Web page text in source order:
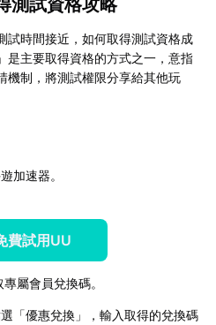
試時間接近，如何取得測試資格成
是主要取得資格的方式之一，意指
機制，將測試權限分享給其他玩
加速器。
費試用UU
屬會員兌換碼。
「優惠兌換」，輸入取得的兌換碼